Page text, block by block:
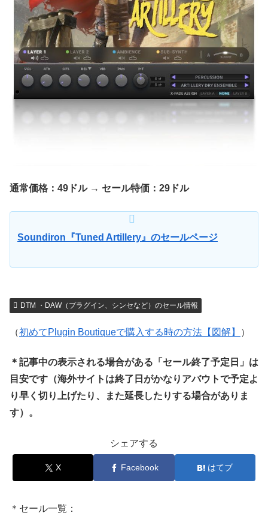
通常価格：49ドル → セール特価：29ドル
Soundiron『Tuned Artillery』のセールページ
DTM ・DAW（プラグイン、シンセなど）のセール情報
（初めてPlugin Boutiqueで購入する時の方法【図解】 ）
＊記事中の表示される場合がある「セール終了予定日」は
目安です（海外サイトは終了日がかなりアバウトで予定よ
り早く切り上げたり、また延長したりする場合がありま
す）。
シェアする
X Facebook はてブ
＊セール一覧：